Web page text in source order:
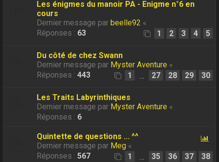
Les énigmes du manoir PA - Enigme n°6 en
cours
Dernier message par beelle92 «
Réponses : 63 1 2 3 4 5
Du côté de chez Swann
Dernier message par Myster Aventure «
Réponses :443 1 … 27 28 29 30
Les Traits Labyrinthiques
Dernier message par Myster Aventure «
Réponses : 6
Quintette de questions ... ^^
Dernier message par Meg «
Réponses :567 1 … 35 36 37 38